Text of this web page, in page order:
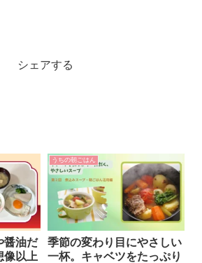
シェアする
醤油だ
像以上
うちの朝ごはん
季節の変わり目にやさしい
一杯。キャベツをたっぷり